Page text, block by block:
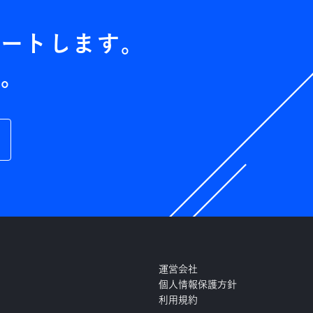
トします。
運営会社
個人情報保護方針
利用規約